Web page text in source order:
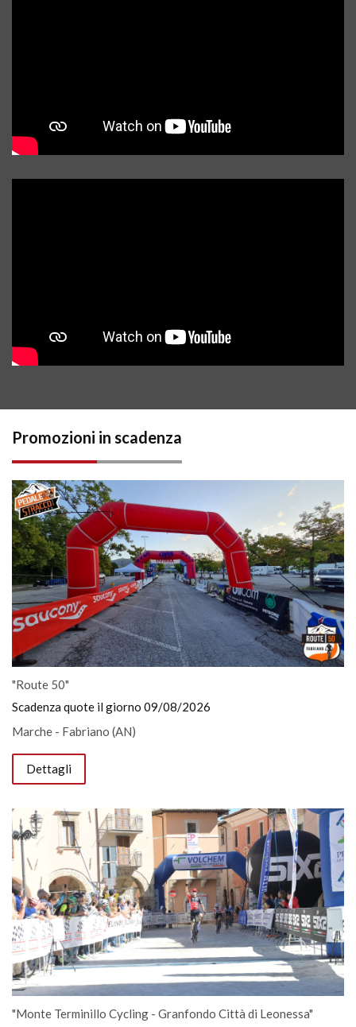
Promozioni in scadenza
"Route 50"
Scadenza quote il giorno 09/08/2026
Marche - Fabriano (AN)
Dettagli
"Monte Terminillo Cycling - Granfondo Città di Leonessa"